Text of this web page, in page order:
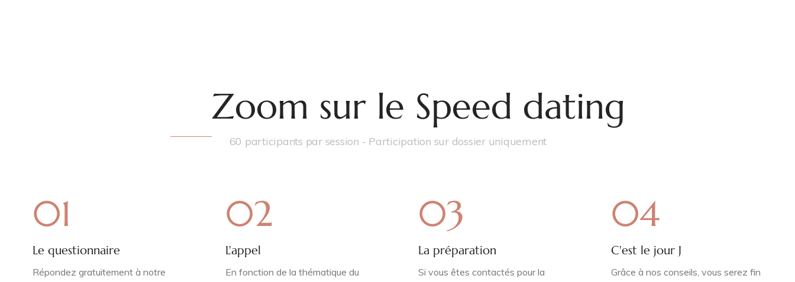
Zoom sur le Speed dating
60 participants par session - Participation sur dossier uniquement
01
Le questionnaire
Répondez gratuitement à notre
02
L'appel
En fonction de la thématique du
03
La préparation
Si vous êtes contactés pour la
04
C'est le jour J
Grâce à nos conseils, vous serez fin